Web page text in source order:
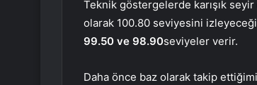
Teknik göstergelerde karışık
olarak 100.80 seviyesini
99.50 ve 98.90seviyeler verir.
Daha önce baz olarak takip